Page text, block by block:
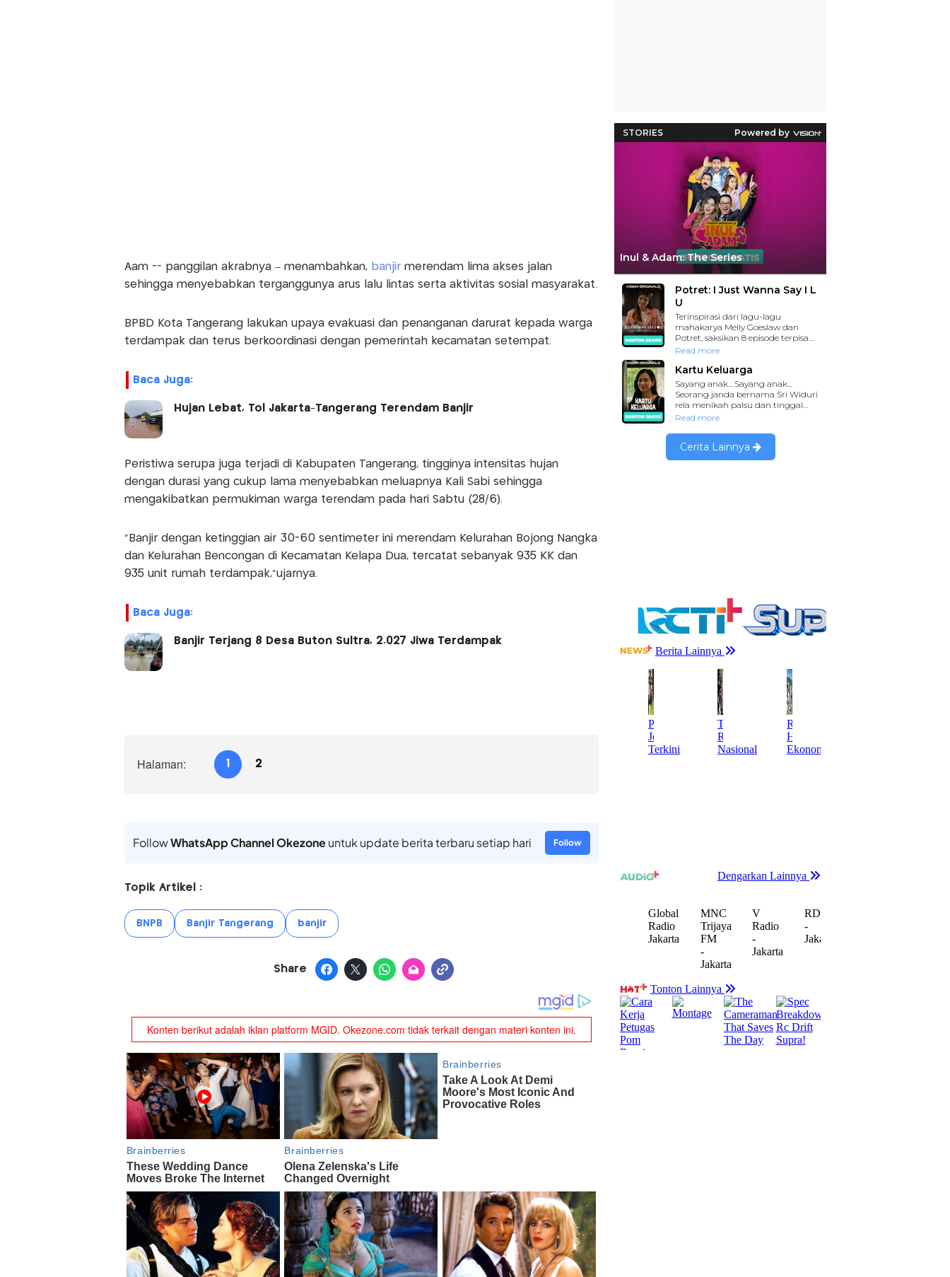
Aam -- panggilan akrabnya – menambahkan,banjir merendam lima akses jalan
sehingga menyebabkan terganggunya arus lalu lintas serta aktivitas sosial masyarakat.
BPBD Kota Tangerang lakukan upaya evakuasi dan penanganan darurat kepada warga
terdampak dan terus berkoordinasi dengan pemerintah kecamatan setempat.
Baca Juga:
Hujan Lebat, Tol Jakarta-Tangerang Terendam Banjir
Peristiwa serupa juga terjadi di Kabupaten Tangerang, tingginya intensitas hujan
dengan durasi yang cukup lama menyebabkan meluapnya Kali Sabi sehingga
mengakibatkan permukiman warga terendam pada hari Sabtu (28/6).
"Banjir dengan ketinggian air 30-60 sentimeter ini merendam Kelurahan Bojong Nangka
dan Kelurahan Bencongan di Kecamatan Kelapa Dua, tercatat sebanyak 935 KK dan
935 unit rumah terdampak,”ujarnya.
Baca Juga:
Banjir Terjang 8 Desa Buton Sultra, 2.027 Jiwa Terdampak
Halaman: 1 2
FollowWhatsApp Channel Okezoneuntuk update berita terbaru setiap hari Follow
Topik Artikel :
BNPB Banjir Tangerang banjir
Share